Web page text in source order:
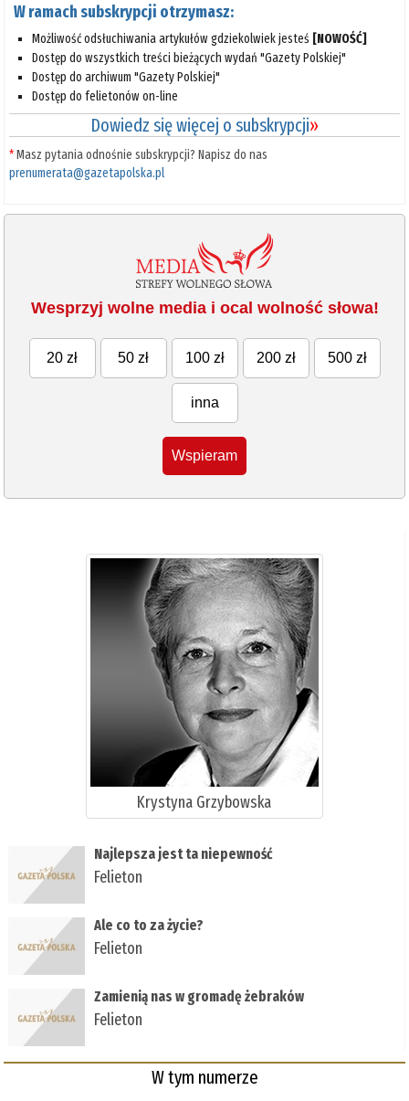
W ramach subskrypcji otrzymasz:
Możliwość odsłuchiwania artykułów gdziekolwiek jesteś [NOWOŚĆ]
Dostęp do wszystkich treści bieżących wydań "Gazety Polskiej"
Dostęp do archiwum "Gazety Polskiej"
Dostęp do felietonów on-line
Dowiedz się więcej o subskrypcji»
*Masz pytania odnośnie subskrypcji? Napisz do nas
prenumerata@gazetapolska.pl
Wesprzyj wolne media i ocal wolność słowa!
20 zł 50 zł 100 zł 200 zł 500 zł
inna
Wspieram
Krystyna Grzybowska
Najlepsza jest ta niepewność
Felieton
Ale co to za życie?
Felieton
Zamienią nas w gromadę żebraków
Felieton
W tym numerze